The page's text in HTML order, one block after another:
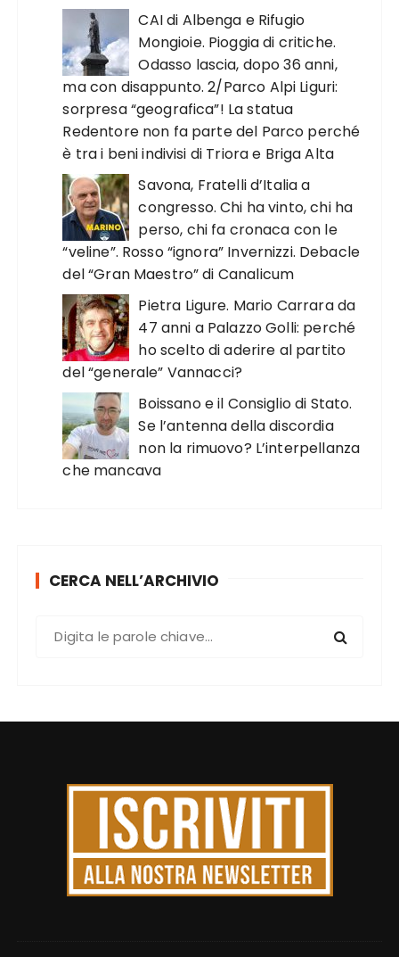
CAI di Albenga e Rifugio
Mongioie. Pioggia di critiche.
Odasso lascia, dopo 36 anni,
ma con disappunto. 2/Parco Alpi Liguri:
sorpresa “geografica”! La statua
Redentore non fa parte del Parco perché
è tra i beni indivisi di Triora e Briga Alta
Savona, Fratelli d’Italia a
congresso. Chi ha vinto, chi ha
perso, chi fa cronaca con le
“veline”. Rosso “ignora” Invernizzi. Debacle
del “Gran Maestro” di Canalicum
Pietra Ligure. Mario Carrara da
47 anni a Palazzo Golli: perché
ho scelto di aderire al partito
del “generale” Vannacci?
Boissano e il Consiglio di Stato.
Se l’antenna della discordia
non la rimuovo? L’interpellanza
che mancava
CERCA NELL’ARCHIVIO